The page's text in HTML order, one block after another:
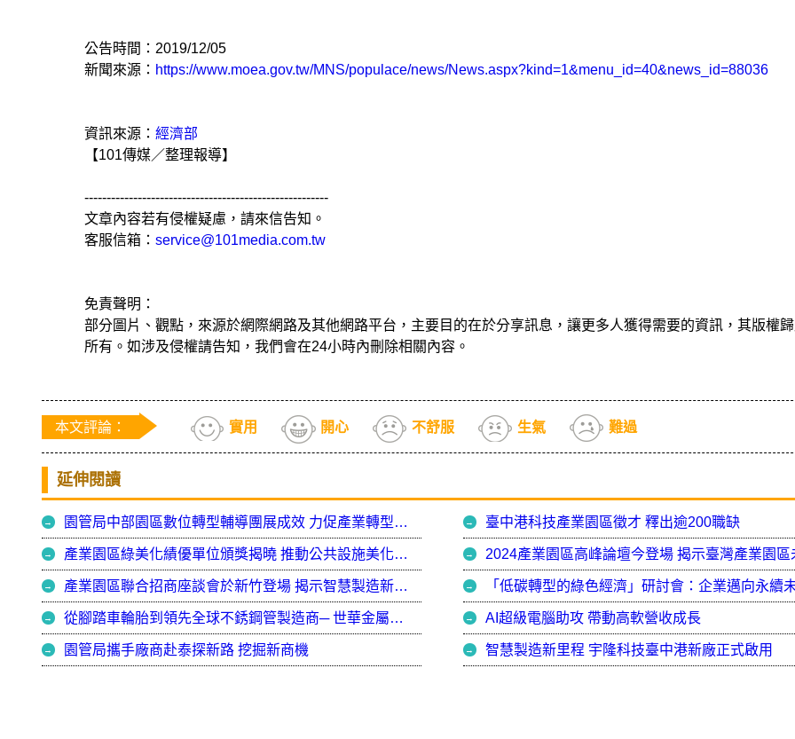
公告時間：2019/12/05
新聞來源： https://www.moea.gov.tw/MNS/populace/news/News.aspx?kind=1&menu_id=40&news_id=88036
資訊來源： 經濟部
【101傳媒／整理報導】
-------------------------------------------------------
文章內容若有侵權疑慮，請來信告知。
客服信箱： service@101media.com.tw
免責聲明：
部分圖片、觀點，來源於網際網路及其他網路平台，主要目的在於分享訊息，讓更多人獲得需要的資訊，其版權
所有。如涉及侵權請告知，我們會在24小時內刪除相關內容。
本文評論： 實用 開心 不舒服 生氣 難過
延伸閱讀
園管局中部園區數位轉型輔導團展成效 力促產業轉型升級 臺中港科技產業園區徵才 釋出逾200職缺
產業園區綠美化績優單位頒獎揭曉 推動公共設施美化創佳績
產業園區聯合招商座談會於新竹登場 揭示智慧製造新趨勢
從腳踏車輪胎到領先全球不銹鋼管製造商─ 世華金屬的永續轉型之路 AI超級電腦助攻 帶動高軟營收成長
園管局攜手廠商赴泰探新路 挖掘新商機 智慧製造新里程 宇隆科技臺中港新廠正式啟用